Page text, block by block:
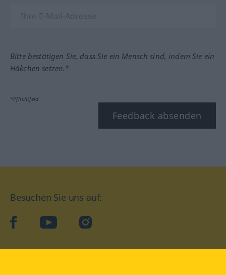
Bitte bestätigen Sie, dass Sie ein Mensch sind, indem Sie ein
Häkchen setzen.*
*Pflichtfeld
Feedback absenden
Besuchen Sie uns auf:
facebookYouTube Instagram